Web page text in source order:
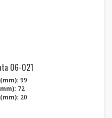
06-021
99
72
20